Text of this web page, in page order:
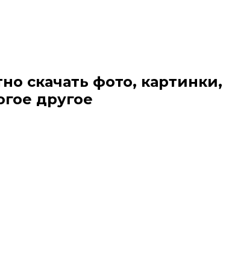
скачать фото,
другое